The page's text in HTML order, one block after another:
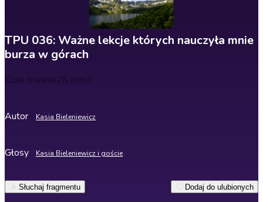
TPU 036: Ważne lekcje których nauczyła mnie
burza w górach
Czas trwania28 minut
Autor Kasia Bieleniewicz
Głosy Kasia Bieleniewicz i goście
Słuchaj fragmentu Dodaj do ulubionych